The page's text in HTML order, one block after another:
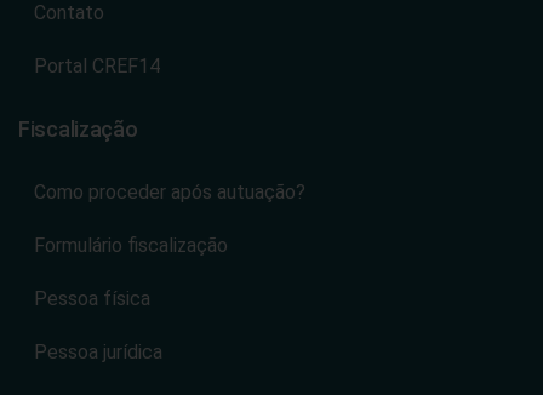
Contato
Portal CREF14
Fiscalização
Como proceder após autuação?
Formulário fiscalização
Pessoa física
Pessoa jurídica